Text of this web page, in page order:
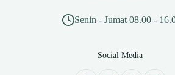
Senin - Jumat 08.00 -
Social Media